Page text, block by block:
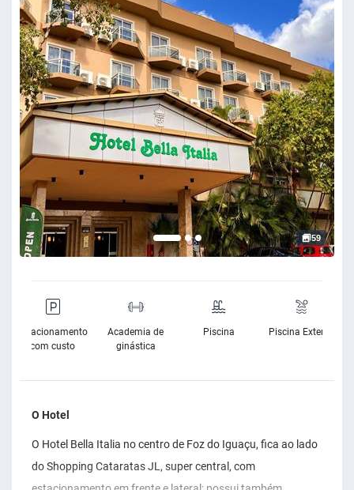
59
Estacionamento
com custo
Academia de
ginástica
Piscina Piscina Exterior
O Hotel
O Hotel Bella Italia no centro de Foz do Iguaçu, fica ao lado
do Shopping Cataratas JL, super central, com